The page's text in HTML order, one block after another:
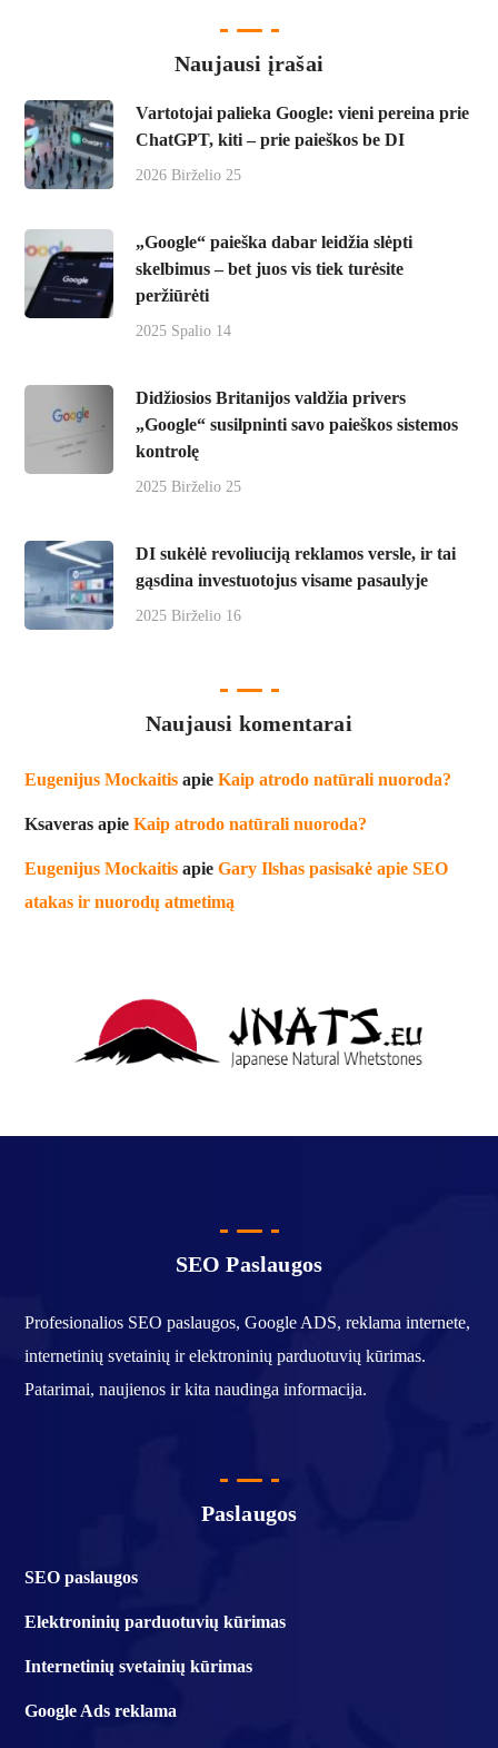
Naujausi įrašai
Vartotojai palieka Google: vieni pereina prie
ChatGPT, kiti – prie paieškos be DI
2026 Birželio 25
„Google“ paieška dabar leidžia slėpti
skelbimus – bet juos vis tiek turėsite
peržiūrėti
2025 Spalio 14
Didžiosios Britanijos valdžia privers
„Google“ susilpninti savo paieškos sistemos
kontrolę
2025 Birželio 25
DI sukėlė revoliuciją reklamos versle, ir tai
gąsdina investuotojus visame pasaulyje
2025 Birželio 16
Naujausi komentarai
Eugenijus Mockaitis apieKaip atrodo natūrali nuoroda?
Ksaveras apieKaip atrodo natūrali nuoroda?
Eugenijus Mockaitis apieGary Ilshas pasisakė apie SEO
atakas ir nuorodų atmetimą
SEO Paslaugos
Profesionalios SEO paslaugos, Google ADS, reklama internete,
internetinių svetainių ir elektroninių parduotuvių kūrimas.
Patarimai, naujienos ir kita naudinga informacija.
Paslaugos
SEO paslaugos
Elektroninių parduotuvių kūrimas
Internetinių svetainių kūrimas
Google Ads reklama